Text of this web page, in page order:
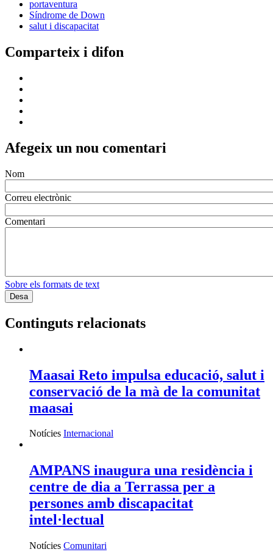
portaventura
Síndrome de Down
salut i discapacitat
Comparteix i difon
Afegeix un nou comentari
Nom
Correu electrònic
Comentari
Sobre els formats de text
Continguts relacionats
Maasai Reto impulsa educació, salut i
conservació de la mà de la comunitat
maasai
Notícies Internacional
AMPANS inaugura una residència i
centre de dia a Terrassa per a
persones amb discapacitat
intel·lectual
Notícies Comunitari